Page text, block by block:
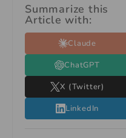
Summarize this
Article with:
Claude
ChatGPT
X (Twitter)
LinkedIn